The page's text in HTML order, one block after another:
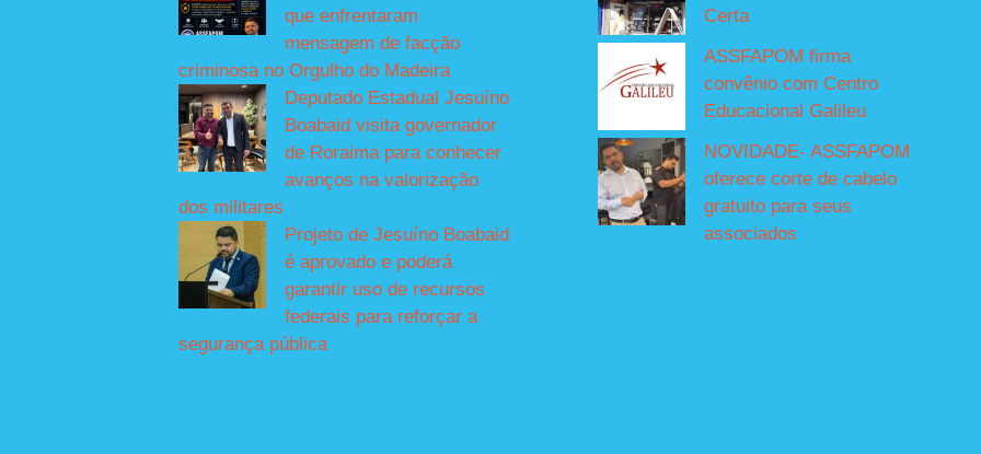
que enfrentaram
mensagem de facção
criminosa no Orgulho do Madeira
Deputado Estadual Jesuíno
Boabaid visita governador
de Roraima para conhecer
avanços na valorização
dos militares
Projeto de Jesuíno Boabaid
é aprovado e poderá
garantir uso de recursos
federais para reforçar a
segurança pública
Certa
ASSFAPOM firma
convênio com Centro
Educacional Galileu
NOVIDADE- ASSFAPOM
oferece corte de cabelo
gratuito para seus
associados